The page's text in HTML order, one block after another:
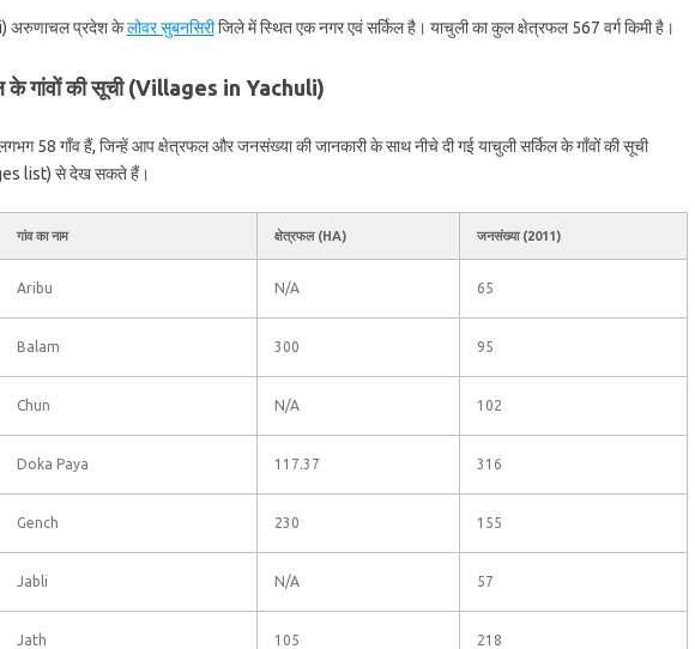
अरुणाचल प्रदेश केलोवर सुबनसिरीजिले में स्थित एक नगर एवं सर्किल है। याचुली का कुल क्षेत्रफल 567 वर्ग किमी है।
के गांवों की सूची (Villages in Yachuli)
58 गाँव हैं, जिन्हें आप क्षेत्रफल और जनसंख्या की जानकारी के साथ नीचे दी गई याचुली सर्किल के गाँवों की सूची
list) से देख सकते हैं।
गांव का नाम क्षेत्रफल (HA) जनसंख्या (2011)
Aribu N/A 65
Balam 300 95
Chun N/A 102
Doka Paya 117.37 316
Gench 230 155
Jabli N/A 57
Jath 105 218